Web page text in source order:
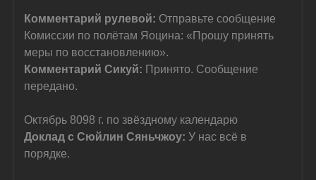
Комментарий рулевой: Отправьте сообщение
Комиссии по полётам Яоцина: «Прошу принять
меры по восстановлению».
Комментарий Сикуй: Принято. Сообщение
передано.
Октябрь 8098 г. по звёздному календарю
Доклад с Сюйлин Сяньчжоу: У нас всё в
порядке.